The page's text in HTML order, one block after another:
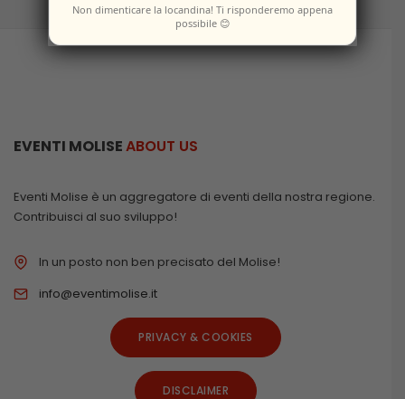
EVENTI MOLISEABOUT US
Eventi Molise è un aggregatore di eventi della nostra regione.
Contribuisci al suo sviluppo!
In un posto non ben precisato del Molise!
info@eventimolise.it
PRIVACY & COOKIES
DISCLAIMER
Non dimenticare la locandina! Ti risponderemo appena
possibile 😊